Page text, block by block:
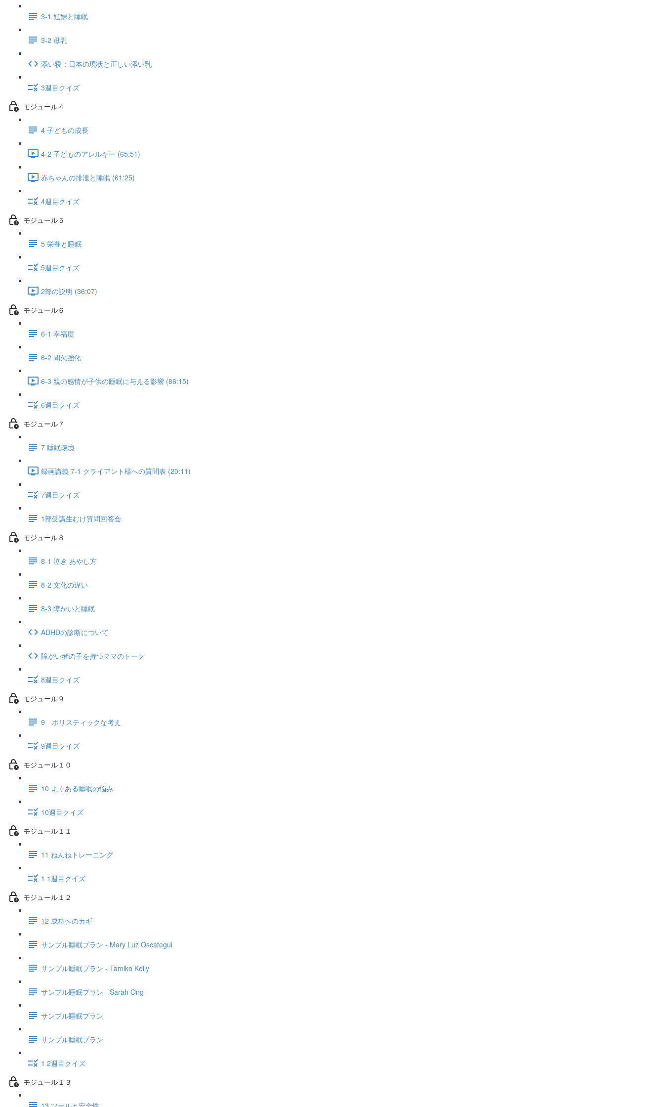
3-1 妊婦と睡眠
3-2 母乳
添い寝：日本の現状と正しい添い乳
3週目クイズ
モジュール４
4 子どもの成長
4-2 子どものアレルギー (65:51)
赤ちゃんの排泄と睡眠 (61:25)
4週目クイズ
モジュール５
5 栄養と睡眠
5週目クイズ
2部の説明 (36:07)
モジュール６
6-1 幸福度
6-2 間欠強化
6-3 親の感情が子供の睡眠に与える影響 (86:15)
6週目クイズ
モジュール７
7 睡眠環境
録画講義 7-1 クライアント様への質問表 (20:11)
7週目クイズ
1部受講生むけ質問回答会
モジュール８
8-1 泣き あやし方
8-2 文化の違い
8-3 障がいと睡眠
ADHDの診断について
障がい者の子を持つママのトーク
8週目クイズ
モジュール９
9 ホリスティックな考え
9週目クイズ
モジュール１０
10 よくある睡眠の悩み
10週目クイズ
モジュール１１
11 ねんねトレーニング
1 1週目クイズ
モジュール１２
12 成功へのカギ
サンプル睡眠プラン - Mary Luz Oscategui
サンプル睡眠プラン - Tamiko Kelly
サンプル睡眠プラン - Sarah Ong
サンプル睡眠プラン
サンプル睡眠プラン
1 2週目クイズ
モジュール１３